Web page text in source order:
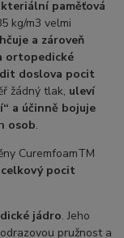
paměťová
kg/m3 velmi
a zároveň
ortopedické
doslova pocit
žádný tlak, uleví
a účinně bojuje
osob.
CuremfoamTM
pocit
jádro. Jeho
pružnost a